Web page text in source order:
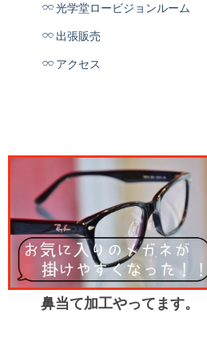
光学堂ロービジョンルーム
出張販売
アクセス
鼻当て加工やってます。